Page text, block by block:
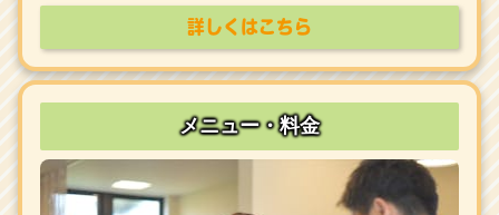
詳しくはこちら
メニュー・料金